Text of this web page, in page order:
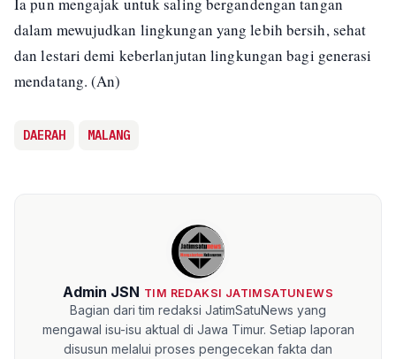
dalam mewujudkan lingkungan yang lebih bersih, sehat
dan lestari demi keberlanjutan lingkungan bagi generasi
mendatang. (An)
DAERAH MALANG
Admin JSN TIM REDAKSI JATIMSATUNEWS
Bagian dari tim redaksi JatimSatuNews yang
mengawal isu-isu aktual di Jawa Timur. Setiap laporan
disusun melalui proses pengecekan fakta dan